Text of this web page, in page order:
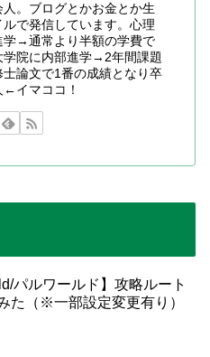
。ブログとかお金とか生
で発信しています。心理
学→通常より半額の学費で
学院に内部進学→2年間課題
論文で1番の成績となり卒
イマココ！
パルワールド】攻略ルート
た（※一部設定変更有り）